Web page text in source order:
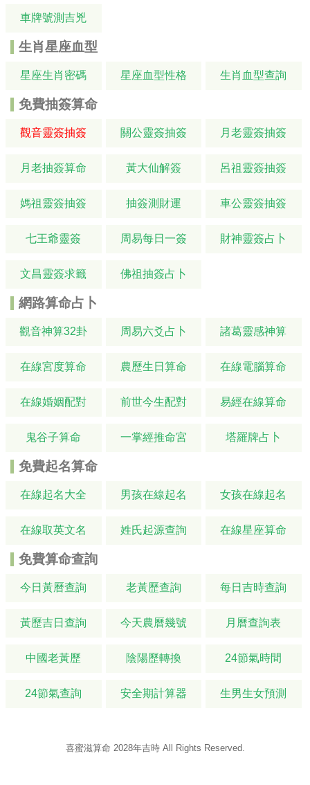
車牌號測吉兇
生肖星座血型
星座生肖密碼 星座血型性格 生肖血型查詢
免費抽簽算命
觀音靈簽抽簽 關公靈簽抽簽 月老靈簽抽簽
月老抽簽算命 黃大仙解簽 呂祖靈簽抽簽
媽祖靈簽抽簽 抽簽測財運 車公靈簽抽簽
七王爺靈簽 周易每日一簽 財神靈簽占卜
文昌靈簽求籤 佛祖抽簽占卜
網路算命占卜
觀音神算32卦 周易六爻占卜 諸葛靈感神算
在線宮度算命 農歷生日算命 在線電腦算命
在線婚姻配對 前世今生配對 易經在線算命
鬼谷子算命 一掌經推命宮 塔羅牌占卜
免費起名算命
在線起名大全 男孩在線起名 女孩在線起名
在線取英文名 姓氏起源查詢 在線星座算命
免費算命查詢
今日黃曆查詢 老黃歷查詢 每日吉時查詢
黃歷吉日查詢 今天農曆幾號 月曆查詢表
中國老黃歷 陰陽歷轉換 24節氣時間
24節氣查詢 安全期計算器 生男生女預測
喜蜜滋算命 2028年吉時All Rights Reserved.